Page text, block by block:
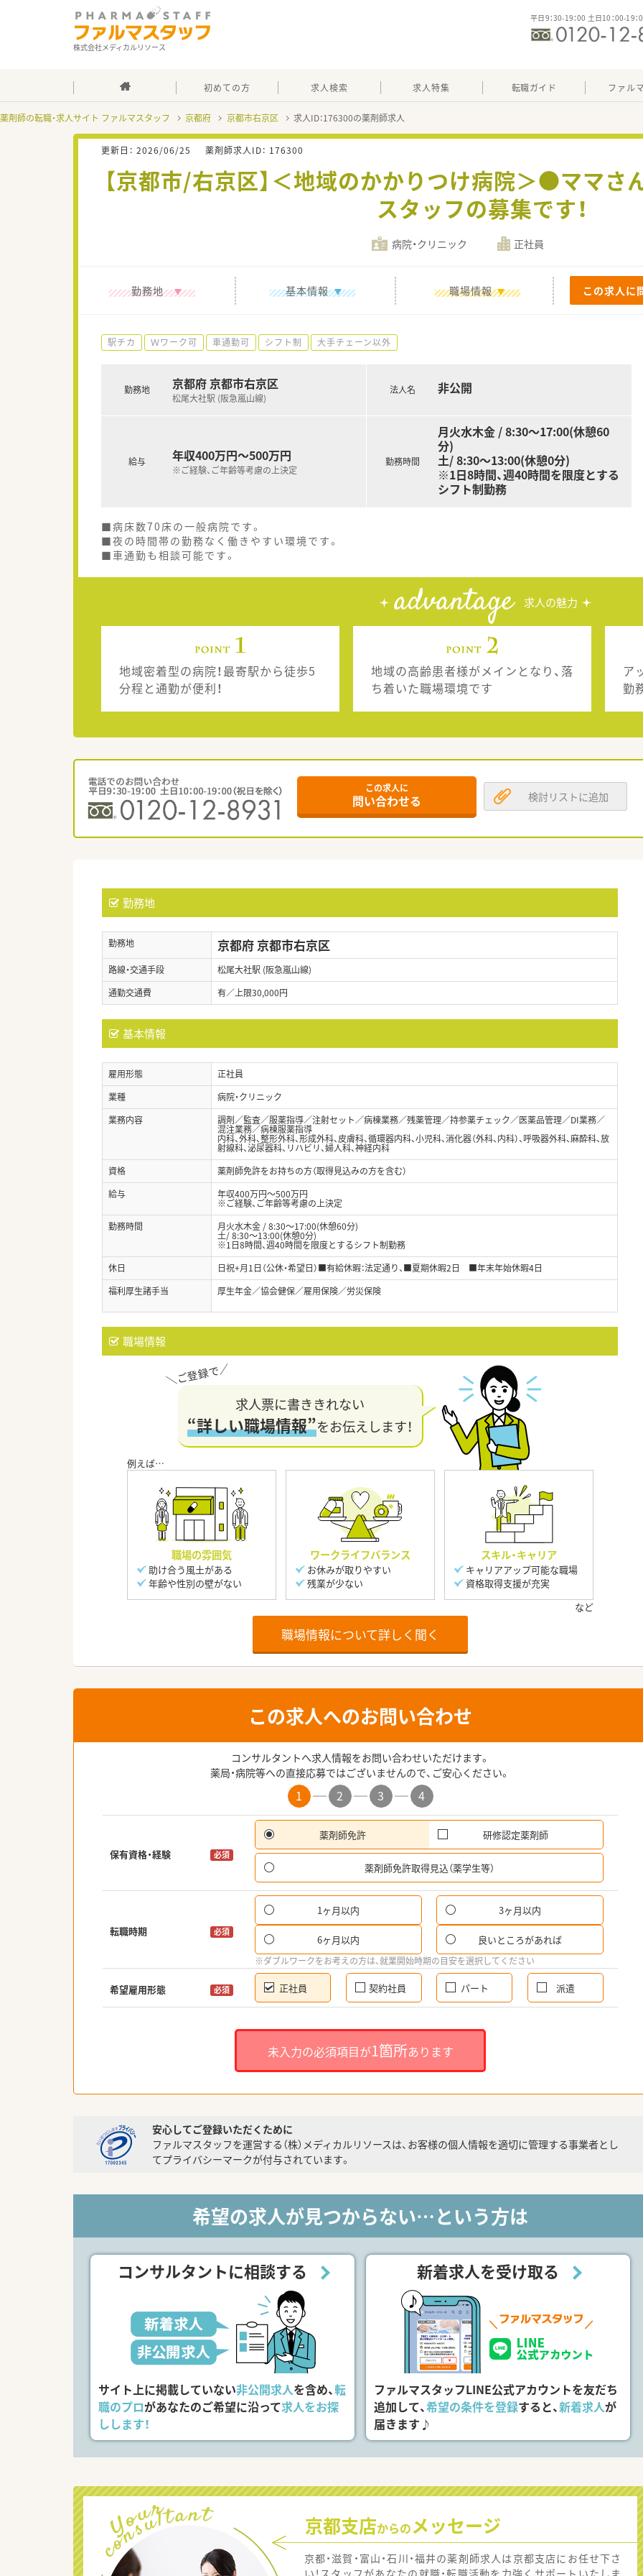
株式会社メディカルリソース
平日9：30-19：00 土日10：00-19：
初めての方 求人検索 求人特集 転職ガイド ファル
薬剤師の転職・求人サイト ファルマスタッフ 京都府 京都市右京区 求人ID：176300の薬剤師求人
更新日： 2026/06/25 薬剤師求人ID： 176300
【京都市/右京区】＜地域のかかりつけ病院＞●ママさ
スタッフの募集です！
病院・クリニック 正社員
勤務地 基本情報 職場情報 この求人に
駅チカ Ｗワーク可 車通勤可 シフト制 大手チェーン以外
勤務地 京都府 京都市右京区
松尾大社駅 (阪急嵐山線)
給与 年収400万円～500万円
※ご経験、ご年齢等考慮の上決定
法人名 非公開
勤務時間
月火水木金 / 8:30～17:00(休憩60
分)
土/ 8:30～13:00(休憩0分)
※1日8時間、週40時間を限度とする
シフト制勤務
■病床数70床の一般病院です。
■夜の時間帯の勤務なく働きやすい環境です。
■車通勤も相談可能です。
advantage 求人の魅力
地域密着型の病院！最寄駅から徒歩5
分程と通勤が便利！
地域の高齢患者様がメインとなり、落
ち着いた職場環境です
ア
勤
この求人に
問い合わせる 検討リストに追加
勤務地
勤務地 京都府 京都市右京区
路線・交通手段
松尾大社駅 (阪急嵐山線)
通勤交通費
有／上限30,000円
基本情報
雇用形態
正社員
業種
病院・クリニック
業務内容
調剤／監査／服薬指導／注射セット／病棟業務／残薬管理／持参薬チェック／医薬品管理／DI業務／
混注業務／病棟服薬指導
内科、外科、整形外科、形成外科、皮膚科、循環器内科、小児科、消化器（外科、内科）、呼吸器外科、麻酔科、放
射線科、泌尿器科、リハビリ、婦人科、神経内科
資格
薬剤師免許をお持ちの方（取得見込みの方を含む）
給与
年収400万円～500万円
※ご経験、ご年齢等考慮の上決定
勤務時間
月火水木金 / 8:30～17:00(休憩60分)
土/ 8:30～13:00(休憩0分)
※1日8時間、週40時間を限度とするシフト制勤務
休日
日祝+月1日（公休・希望日）■有給休暇：法定通り、■夏期休暇2日 ■年末年始休暇4日
福利厚生諸手当
厚生年金／協会健保／雇用保険／労災保険
職場情報
求人票に書ききれない
“詳しい職場情報”をお伝えします！
職場の雰囲気
助け合う風土がある
年齢や性別の壁がない
ワークライフバランス
お休みが取りやすい
残業が少ない
スキル・キャリア
キャリアアップ可能な職場
資格取得支援が充実
職場情報について詳しく聞く
この求人へのお問い合わせ
コンサルタントへ求人情報をお問い合わせいただけます。
薬局・病院等への直接応募ではございませんので、ご安心ください。
1 2 3 4
保有資格・経験 必須
薬剤師免許 研修認定薬剤師
薬剤師免許取得見込（薬学生等）
転職時期 必須
1ヶ月以内 3ヶ月以内
6ヶ月以内 良いところがあれば
※ダブルワークをお考えの方は、就業開始時期の目安を選択してください
希望雇用形態 必須 正社員 契約社員 パート 派遣
未入力の必須項目が1箇所あります
安心してご登録いただくために
ファルマスタッフを運営する（株）メディカルリソースは、お客様の個人情報を適切に管理する事業者とし
てプライバシーマークが付与されています。
希望の求人が見つからない…という方は
コンサルタントに相談する
サイト上に掲載していない非公開求人を含め、転
職のプロがあなたのご希望に沿って求人をお探
しします！
新着求人を受け取る
ファルマスタッフLINE公式アカウントを友だち
追加して、希望の条件を登録すると、新着求人が
届きます♪
京都支店からのメッセージ
京都・滋賀・富山・石川・福井の薬剤師求人は京都支店にお任せ下さ
い！スタッフがあなたの就職・転職活動を力強くサポートいたしま